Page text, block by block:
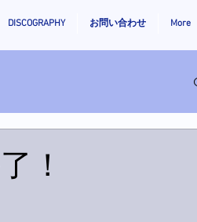
DISCOGRAPHY お問い合わせ More
！